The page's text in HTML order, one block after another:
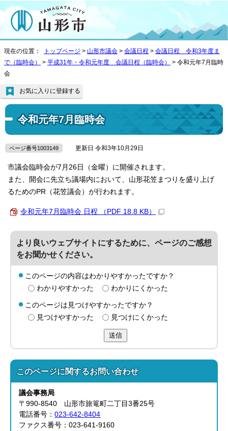
現在の位置： トップページ > 山形市議会 > 会議日程 > 会議日程 令和3年度ま
で（臨時会）
> 平成31年・令和元年度 会議日程（臨時会）
> 令和元年7月臨時
会
令和元年7月臨時会
お気に入りに登録する
ページ番号1003149 更新日 令和3年10月29日
市議会臨時会が7月26日（金曜）に開催されます。
また、開会に先立ち議場内において、山形花笠まつりを盛り上げ
るためのPR（花笠議会）が行われます。
令和元年7月臨時会 日程 （PDF 18.8 KB）
より良いウェブサイトにするために、ページのご感想
をお聞かせください。
このページの内容はわかりやすかったですか？
わかりやすかった
わかりにくかった
このページは見つけやすかったですか？
見つけやすかった
見つけにくかった
送信
このページに関するお問い合わせ
議会事務局
〒990-8540 山形市旅篭町二丁目3番25号
電話番号：023-642-8404
ファクス番号：023-641-9160